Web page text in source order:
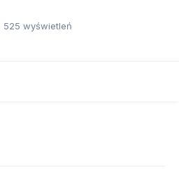
525 wyświetleń